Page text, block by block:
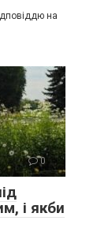
на
0
і якби